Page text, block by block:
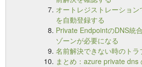
オートレジストレーション
を自動登録する
Private EndpointのDNS統
ゾーンが必要になる
名前解決できない時のトラ
まとめ：azure private dns